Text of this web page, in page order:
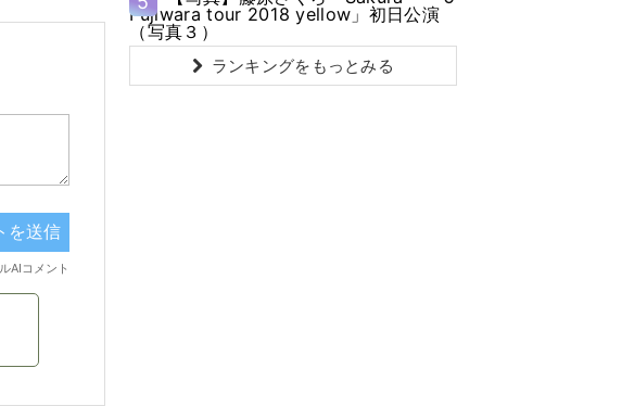
Fujiwara tour 2018 yellow」初日公演
（写真３）
ランキングをもっとみる